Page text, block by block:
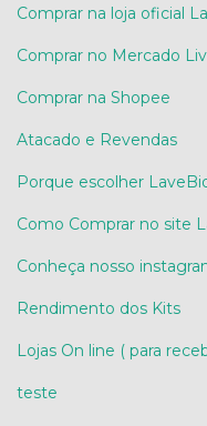
Comprar na loja oficial
Comprar no Mercado
Comprar na Shopee
Atacado e Revendas
Porque escolher
Como Comprar no site
Conheça nosso
Rendimento dos Kits
Lojas On line ( para
teste